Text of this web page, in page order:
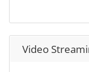
Video